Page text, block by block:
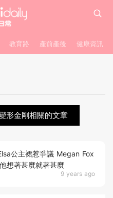
教育路 產前產後 健康資訊
形金剛相關的文章
9 years ago
公主裙惹爭議 Megan Fox
想著甚麼就著甚麼